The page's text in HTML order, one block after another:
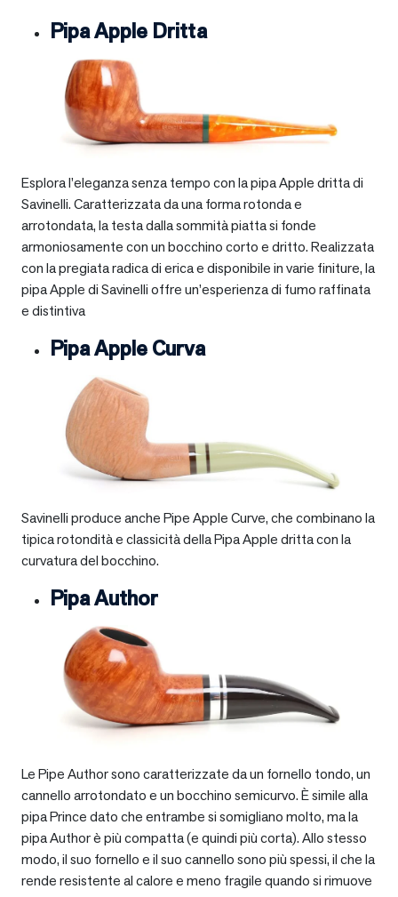
Pipa Apple Dritta
Esplora l’eleganza senza tempo con la pipa Apple dritta di
Savinelli. Caratterizzata da una forma rotonda e
arrotondata, la testa dalla sommità piatta si fonde
armoniosamente con un bocchino corto e dritto. Realizzata
con la pregiata radica di erica e disponibile in varie finiture, la
pipa Apple di Savinelli offre un’esperienza di fumo raffinata
e distintiva
Pipa Apple Curva
Savinelli produce anche Pipe Apple Curve, che combinano la
tipica rotondità e classicità della Pipa Apple dritta con la
curvatura del bocchino.
Pipa Author
Le Pipe Author sono caratterizzate da un fornello tondo, un
cannello arrotondato e un bocchino semicurvo. È simile alla
pipa Prince dato che entrambe si somigliano molto, ma la
pipa Author è più compatta (e quindi più corta). Allo stesso
modo, il suo fornello e il suo cannello sono più spessi, il che la
rende resistente al calore e meno fragile quando si rimuove